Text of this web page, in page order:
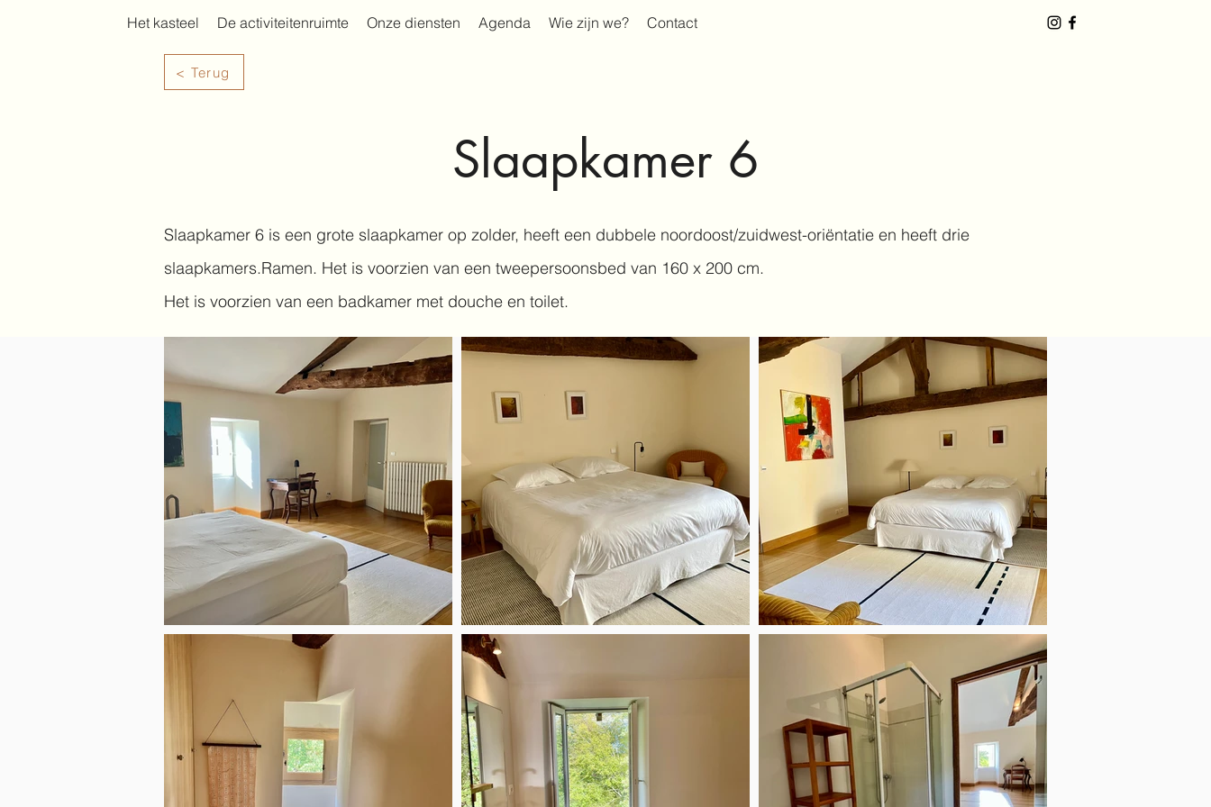
Het kasteel De activiteitenruimte Onze diensten Agenda Wie zijn we? Contact
< Terug
Slaapkamer 6
Slaapkamer 6 is een grote slaapkamer op zolder, heeft een dubbele noordoost/zuidwest-oriëntatie en heeft drie
slaapkamers.Ramen. Het is voorzien van een tweepersoonsbed van 160 x 200 cm.
Het is voorzien van een badkamer met douche en toilet.